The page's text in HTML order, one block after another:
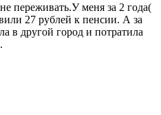
переживать.У меня за 2 года(
27 рублей к пенсии. А за
в другой город и потратила